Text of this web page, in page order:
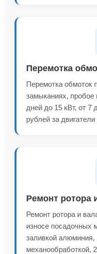
Перемотка
Перемотка обмоток
замыканиях, пробое
дней до 15 кВт, от 7
рублей за
Ремонт ротора
Ремонт ротора и
износе посадочных
заливкой алюминия,
механообработкой,